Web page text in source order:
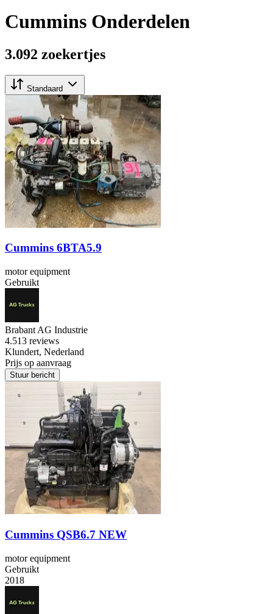
Cummins Onderdelen
3.092 zoekertjes
Standaard
Cummins 6BTA5.9
motor equipment
Gebruikt
Brabant AG Industrie
4.513 reviews
Klundert, Nederland
Prijs op aanvraag
Stuur bericht
Cummins QSB6.7 NEW
motor equipment
Gebruikt
2018